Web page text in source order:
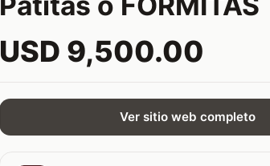
USD 9,500.00
Ver sitio web completo